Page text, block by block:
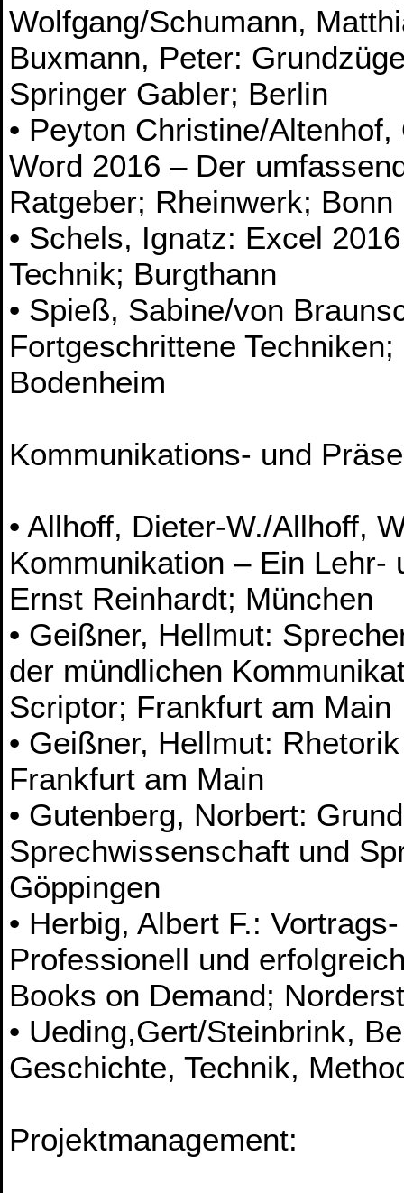
Wolfgang/Schumann,
Buxmann, Peter:
Springer Gabler; Berlin
• Peyton Christine/
Word 2016 – Der
Ratgeber; Rheinwerk; Bonn
• Schels, Ignatz: Excel
Technik; Burgthann
• Spieß, Sabine/von
Fortgeschrittene
Bodenheim
Kommunikations- und
• Allhoff, Dieter-W./Allhoff,
Kommunikation – Ein Lehr-
Ernst Reinhardt; München
• Geißner, Hellmut:
der mündlichen
Scriptor; Frankfurt am Main
• Geißner, Hellmut:
Frankfurt am Main
• Gutenberg, Norbert:
Sprechwissenschaft und
Göppingen
• Herbig, Albert F.:
Professionell und
Books on Demand;
• Ueding,Gert/Steinbrink,
Geschichte, Technik,
Projektmanagement: